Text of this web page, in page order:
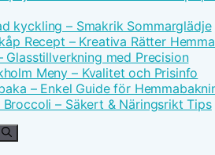
kyckling – Smakrik Sommarglädje
Recept – Kreativa Rätter Hemma
Glasstillverkning med Precision
Meny – Kvalitet och Prisinfo
– Enkel Guide för
Broccoli – Säkert & Näringsrikt Tips